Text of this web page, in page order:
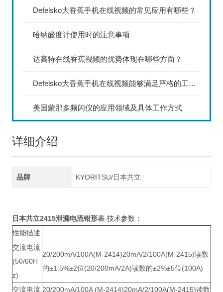
Defelsko大香蕉手机在线视频的常见应用有哪些？
哈纳酸度计使用时的注意事项
达高特在线香蕉视频的优势体现在哪些方面？
Defelsko大香蕉手机在线视频能够满足严格的工业标准
美国蒙那多频闪仪的应用领域及具体工作方式
详细介绍
品牌 KYORITSU/日本共立
日本共立2415泄漏电流钳形表-技术参数：
性能描述
交流电流
(50/60H
z)
20/200mA/100A(M-2414)20mA/2/100A(M-2415)读数
的±1.5%±2位(20/200mA/2A)读数的±2%±5位(100A)
交流电流 20/200mA/100A (M-2414)20mA/2/100A(M-2415)读数